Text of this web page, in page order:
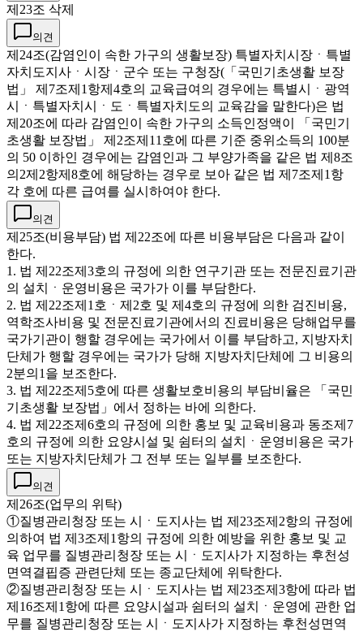
제23조 삭제
의견
제24조(감염인이 속한 가구의 생활보장) 특별자치시장ㆍ특별
자치도지사ㆍ시장ㆍ군수 또는 구청장(「국민기초생활 보장
법」 제7조제1항제4호의 교육급여의 경우에는 특별시ㆍ광역
시ㆍ특별자치시ㆍ도ㆍ특별자치도의 교육감을 말한다)은 법
제20조에 따라 감염인이 속한 가구의 소득인정액이 「국민기
초생활 보장법」 제2조제11호에 따른 기준 중위소득의 100분
의 50 이하인 경우에는 감염인과 그 부양가족을 같은 법 제8조
의2제2항제8호에 해당하는 경우로 보아 같은 법 제7조제1항
각 호에 따른 급여를 실시하여야 한다.
의견
제25조(비용부담) 법 제22조에 따른 비용부담은 다음과 같이
한다.
1. 법 제22조제3호의 규정에 의한 연구기관 또는 전문진료기관
의 설치ㆍ운영비용은 국가가 이를 부담한다.
2. 법 제22조제1호ㆍ제2호 및 제4호의 규정에 의한 검진비용,
역학조사비용 및 전문진료기관에서의 진료비용은 당해업무를
국가기관이 행할 경우에는 국가에서 이를 부담하고, 지방자치
단체가 행할 경우에는 국가가 당해 지방자치단체에 그 비용의
2분의1을 보조한다.
3. 법 제22조제5호에 따른 생활보호비용의 부담비율은 「국민
기초생활 보장법」에서 정하는 바에 의한다.
4. 법 제22조제6호의 규정에 의한 홍보 및 교육비용과 동조제7
호의 규정에 의한 요양시설 및 쉼터의 설치ㆍ운영비용은 국가
또는 지방자치단체가 그 전부 또는 일부를 보조한다.
의견
제26조(업무의 위탁)
①질병관리청장 또는 시ㆍ도지사는 법 제23조제2항의 규정에
의하여 법 제3조제1항의 규정에 의한 예방을 위한 홍보 및 교
육 업무를 질병관리청장 또는 시ㆍ도지사가 지정하는 후천성
면역결핍증 관련단체 또는 종교단체에 위탁한다.
②질병관리청장 또는 시ㆍ도지사는 법 제23조제3항에 따라 법
제16조제1항에 따른 요양시설과 쉼터의 설치ㆍ운영에 관한 업
무를 질병관리청장 또는 시ㆍ도지사가 지정하는 후천성면역